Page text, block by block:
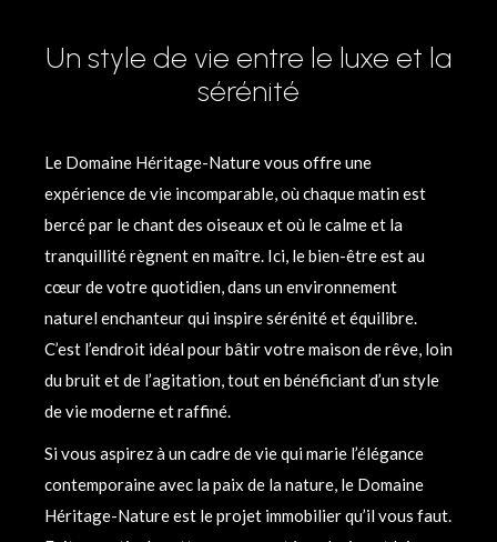
Un style de vie entre le luxe et la
sérénité
Le Domaine Héritage-Nature vous offre une
expérience de vie incomparable, où chaque matin est
bercé par le chant des oiseaux et où le calme et la
tranquillité règnent en maître. Ici, le bien-être est au
cœur de votre quotidien, dans un environnement
naturel enchanteur qui inspire sérénité et équilibre.
C’est l’endroit idéal pour bâtir votre maison de rêve, loin
du bruit et de l’agitation, tout en bénéficiant d’un style
de vie moderne et raffiné.
Si vous aspirez à un cadre de vie qui marie l’élégance
contemporaine avec la paix de la nature, le Domaine
Héritage-Nature est le projet immobilier qu’il vous faut.